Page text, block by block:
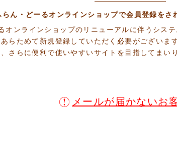
らん・どーるオンラインショップで会員登録をさ
ンラインショップのリニューアルに伴うシス
らためて新規登録していただく必要がございま
さらに便利で使いやすいサイトを目指してま
メールが届かないお